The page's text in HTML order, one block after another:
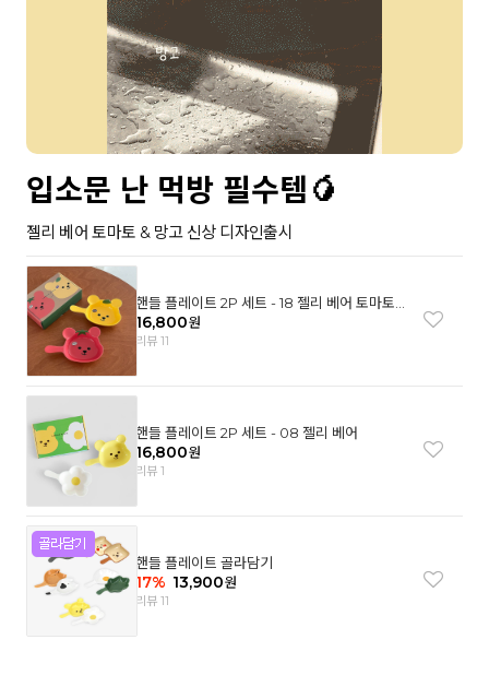
입소문 난 먹방 필수템🥭
젤리 베어 토마토 & 망고 신상 디자인출시
핸들 플레이트 2P 세트 - 18 젤리 베어 토마토
& 망고
16,800원
리뷰 11
핸들 플레이트 2P 세트 - 08 젤리 베어
16,800원
리뷰 1
핸들 플레이트 골라담기
17% 13,900원
리뷰 11